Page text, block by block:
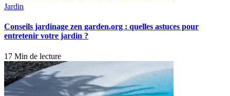
Jardin
Conseils jardinage zen garden.org : quelles astuces pour
entretenir votre jardin ?
17 Min de lecture